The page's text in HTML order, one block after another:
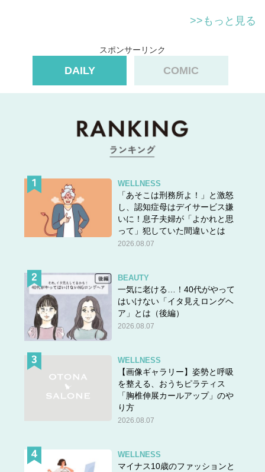
>>もっと見る
スポンサーリンク
DAILY COMIC
WELLNESS
「あそこは刑務所よ！」と激怒
し、認知症母はデイサービス嫌
いに！息子夫婦が「よかれと思
って」犯していた間違いとは
2026.08.07
BEAUTY
一気に老ける…！40代がやって
はいけない「イタ見えロングヘ
ア」とは（後編）
2026.08.07
WELLNESS
【画像ギャラリー】姿勢と呼吸
を整える、おうちピラティス
「胸椎伸展カールアップ」のや
り方
2026.08.07
WELLNESS
マイナス10歳のファッションと